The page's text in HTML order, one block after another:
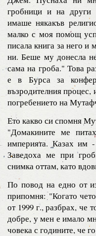
гробници и на други
имаше някакъв
малко с моя помощ
писала книга за него и
ни. Беше му донесла
сама на гроба." Това
е в Бурса за
възродителния
погребението на
Ето какво си спомня
"Домакините ме
империята. Казах им
Заведоха ме при
снимка оттам, като
По повод на едно от
припомня: "Когато
от 1999 г., разбрах, че
добре, у мен е имало
човека с годините, че